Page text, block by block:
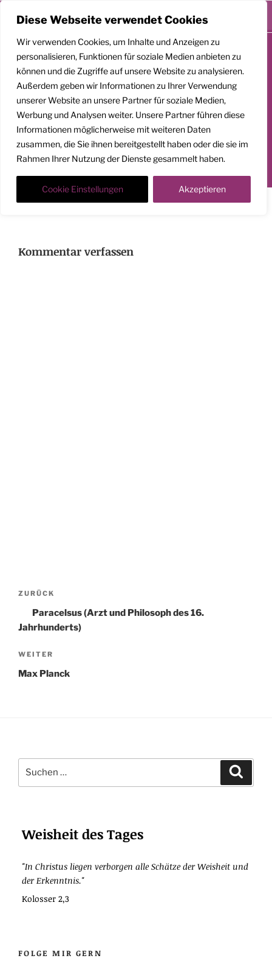
Diese Webseite verwendet Cookies
Wir verwenden Cookies, um Inhalte und Anzeigen zu
personalisieren, Funktionen für soziale Medien anbieten zu
können und die Zugriffe auf unsere Website zu analysieren.
Außerdem geben wir Informationen zu Ihrer Verwendung
unserer Website an unsere Partner für soziale Medien,
Werbung und Analysen weiter. Unsere Partner führen diese
Informationen möglicherweise mit weiteren Daten
zusammen, die Sie ihnen bereitgestellt haben oder die sie im
Rahmen Ihrer Nutzung der Dienste gesammelt haben.
Cookie Einstellungen Akzeptieren
Zum
springen
GEMEINSAM
AUFSTEIGEN
Klarheit. Präsenz. Befreiung.
Transformationscoach | Architekt der Befreiung
Menü
Liebe gedeiht nur in Freiheit.
Kommentar verfassen
Beitragsnavigation
Vorheriger
Beitrag
ZURÜCK
Paracelsus (Arzt und Philosoph des 16.
Jahrhunderts)
Nächster
Beitrag
WEITER
Max Planck
nach:
Weisheit des Tages
"In Christus liegen verborgen alle Schätze der Weisheit und
der Erkenntnis."
Kolosser 2,3
FOLGE MIR GERN